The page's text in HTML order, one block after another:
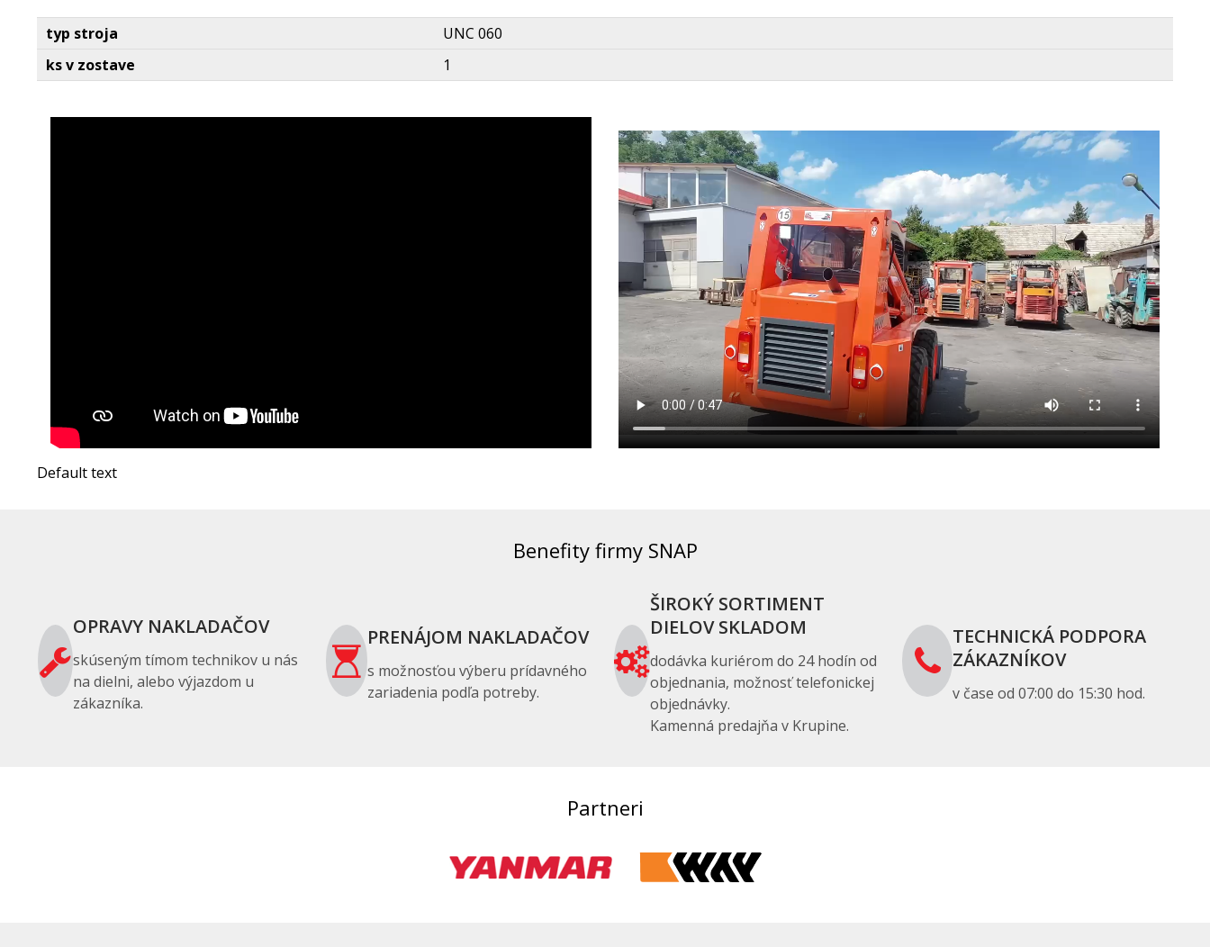
typ stroja
UNC 060
ks v zostave
1
Default text
Benefity firmy SNAP
OPRAVY NAKLADAČOV
skúseným tímom technikov u nás
na dielni, alebo výjazdom u
zákazníka.
PRENÁJOM NAKLADAČOV
s možnosťou výberu prídavného
zariadenia podľa potreby.
ŠIROKÝ SORTIMENT
DIELOV SKLADOM
dodávka kuriérom do 24 hodín od
objednania, možnosť telefonickej
objednávky.
Kamenná predajňa v Krupine.
TECHNICKÁ PODPORA
ZÁKAZNÍKOV
v čase od 07:00 do 15:30 hod.
Partneri